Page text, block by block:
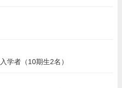
学者（10期生2名）